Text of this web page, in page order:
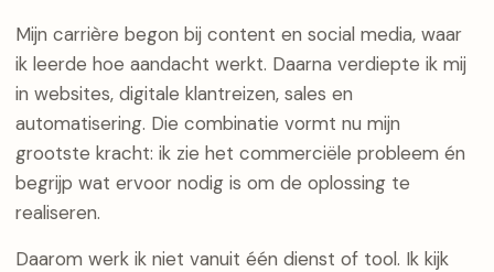
Mijn carrière begon bij content en social media, waar
ik leerde hoe aandacht werkt. Daarna verdiepte ik mij
in websites, digitale klantreizen, sales en
automatisering. Die combinatie vormt nu mijn
grootste kracht: ik zie het commerciële probleem én
begrijp wat ervoor nodig is om de oplossing te
realiseren.
Daarom werk ik niet vanuit één dienst of tool. Ik kijk